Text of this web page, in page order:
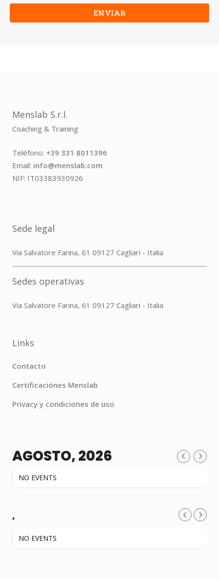
Menslab S.r.l.
Coaching & Training
Teléfono: +39 331 8011396
Email: info@menslab.com
NIF: IT03383930926
Sede legal
Via Salvatore Farina, 61 09127 Cagliari - Italia
Sedes operativas
Via Salvatore Farina, 61 09127 Cagliari - Italia
Links
Contacto
Certificaciónes Menslab
Privacy y condiciones de uso
AGOSTO, 2026
NO EVENTS
,
NO EVENTS